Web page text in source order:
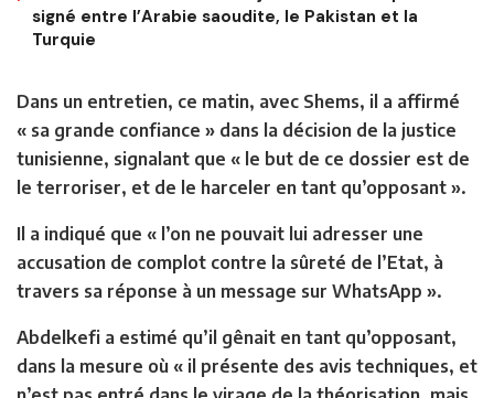
signé entre l’Arabie saoudite, le Pakistan et la
Turquie
Dans un entretien, ce matin, avec Shems, il a affirmé
« sa grande confiance » dans la décision de la justice
tunisienne, signalant que « le but de ce dossier est de
le terroriser, et de le harceler en tant qu’opposant ».
Il a indiqué que « l’on ne pouvait lui adresser une
accusation de complot contre la sûreté de l’Etat, à
travers sa réponse à un message sur WhatsApp ».
Abdelkefi a estimé qu’il gênait en tant qu’opposant,
dans la mesure où « il présente des avis techniques, et